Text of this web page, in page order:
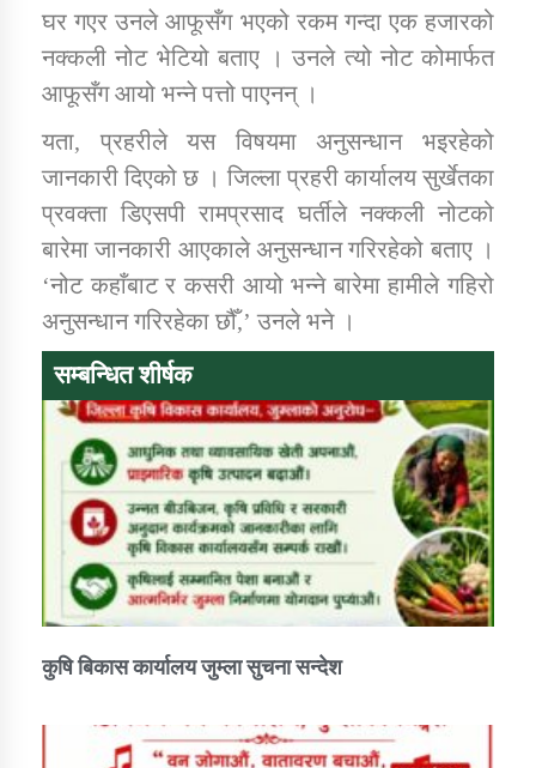
कार्यक्रम कार्यान्वयन एकाई जुम्लाको सुचना
कर्णाली प्राविधि शिक्षालय जुम्लाको सुचना
तातोपानी गाउँपालिकाको न्यायिक समिति सम्बन्धी सन्देश
तातोपानी गाउँपालिका जुम्लाको महिला तथा लैङ्गिक हिंसा
सम्बन्धी सूचना सन्देश
तातोपानी गाउँपालिका जुम्लाको महिनावारी सम्बन्धिकाे
तातोपानी गाउँपालिका जुम्लाको सूचना
घर गएर उनले आफूसँग भएको रकम गन्दा एक हजारको
नक्कली नोट भेटियो बताए । उनले त्यो नोट कोमार्फत
आफूसँग आयो भन्ने पत्तो पाएनन् ।
यता, प्रहरीले यस विषयमा अनुसन्धान भइरहेको
जानकारी दिएको छ । जिल्ला प्रहरी कार्यालय सुर्खेतका
प्रवक्ता डिएसपी रामप्रसाद घर्तीले नक्कली नोटको
बारेमा जानकारी आएकाले अनुसन्धान गरिरहेको बताए ।
‘नोट कहाँबाट र कसरी आयो भन्ने बारेमा हामीले गहिरो
अनुसन्धान गरिरहेका छौँ,’ उनले भने ।
सम्बन्धित शीर्षक
कुषि बिकास कार्यालय जुम्ला सुचना सन्देश